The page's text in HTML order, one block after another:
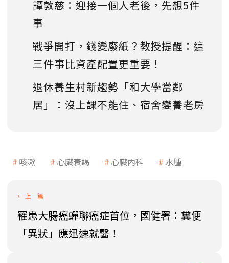
譚敦慈：迎接一個人老後，先想5件
事
戰爭開打，錢變廢紙？教授提醒：這
三件事比資產配置更重要！
退休養生村新趨勢「和大學當鄰
居」：沒上課不能住、宿舍變養老房
咳嗽 心臟衰竭 心臟內科 水腫
罹患大腸癌蟬聯癌症首位，國健署：糞便
「異狀」應迅速就醫！